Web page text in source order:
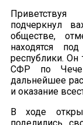
подчеркнул
обществе,
находятся
республики. Он
СФР по
дальнейшее
и оказание
В ходе